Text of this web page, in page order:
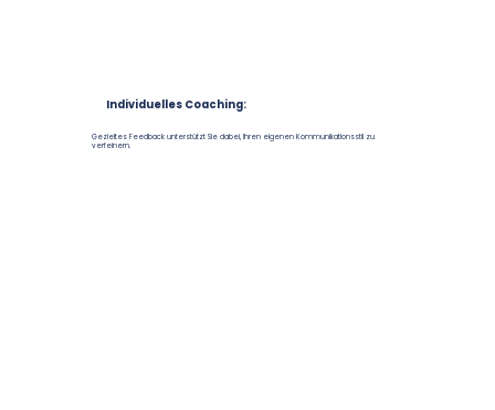
Individuelles Coaching:
Gezieltes Feedback unterstützt Sie dabei, Ihren eigenen Kommunikationsstil zu
verfeinern.